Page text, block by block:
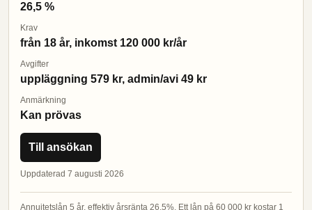
26,5 %
Krav
från 18 år, inkomst 120 000 kr/år
Avgifter
uppläggning 579 kr, admin/avi 49 kr
Anmärkning
Kan prövas
Till ansökan
Uppdaterad 7 augusti 2026
Annuitetslån 5 år, effektiv årsränta 26,5%. Ett lån på 60 000 kr kostar 1